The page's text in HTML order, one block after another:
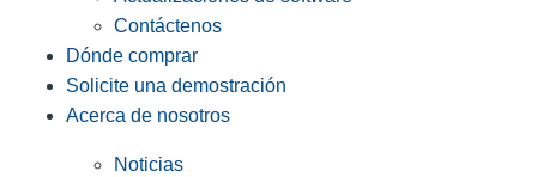
Contáctenos
Dónde comprar
Solicite una demostración
Acerca de nosotros
Noticias